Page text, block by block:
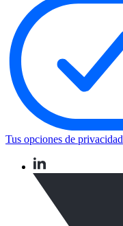
Tus opciones de privacidad